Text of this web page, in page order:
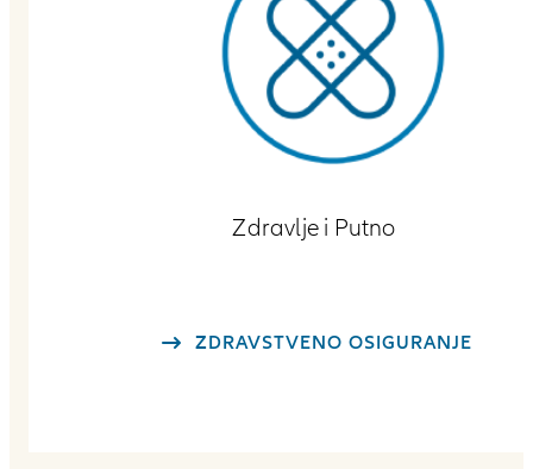
Zdravlje i Putno
ZDRAVSTVENO OSIGURANJE